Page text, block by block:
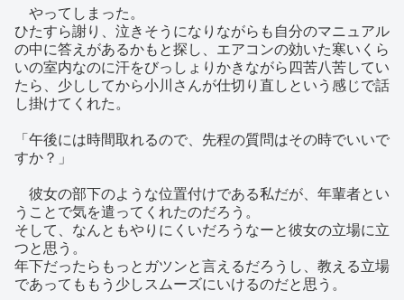
やってしまった。
ひたすら謝り、泣きそうになりながらも自分のマニュアル
の中に答えがあるかもと探し、エアコンの効いた寒いくら
いの室内なのに汗をびっしょりかきながら四苦八苦してい
たら、少ししてから小川さんが仕切り直しという感じで話
し掛けてくれた。
「午後には時間取れるので、先程の質問はその時でいいで
すか？」
彼女の部下のような位置付けである私だが、年輩者とい
うことで気を遣ってくれたのだろう。
そして、なんともやりにくいだろうなーと彼女の立場に立
つと思う。
年下だったらもっとガツンと言えるだろうし、教える立場
であってももう少しスムーズにいけるのだと思う。